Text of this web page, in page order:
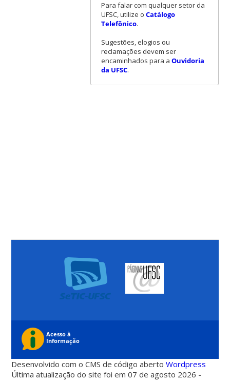
Para falar com qualquer setor da
UFSC, utilize o Catálogo
Telefônico.
Sugestões, elogios ou
reclamações devem ser
encaminhados para a Ouvidoria
da UFSC.
Desenvolvido com o CMS de código abertoWordpress
Última atualização do site foi em 07 de agosto 2026 -